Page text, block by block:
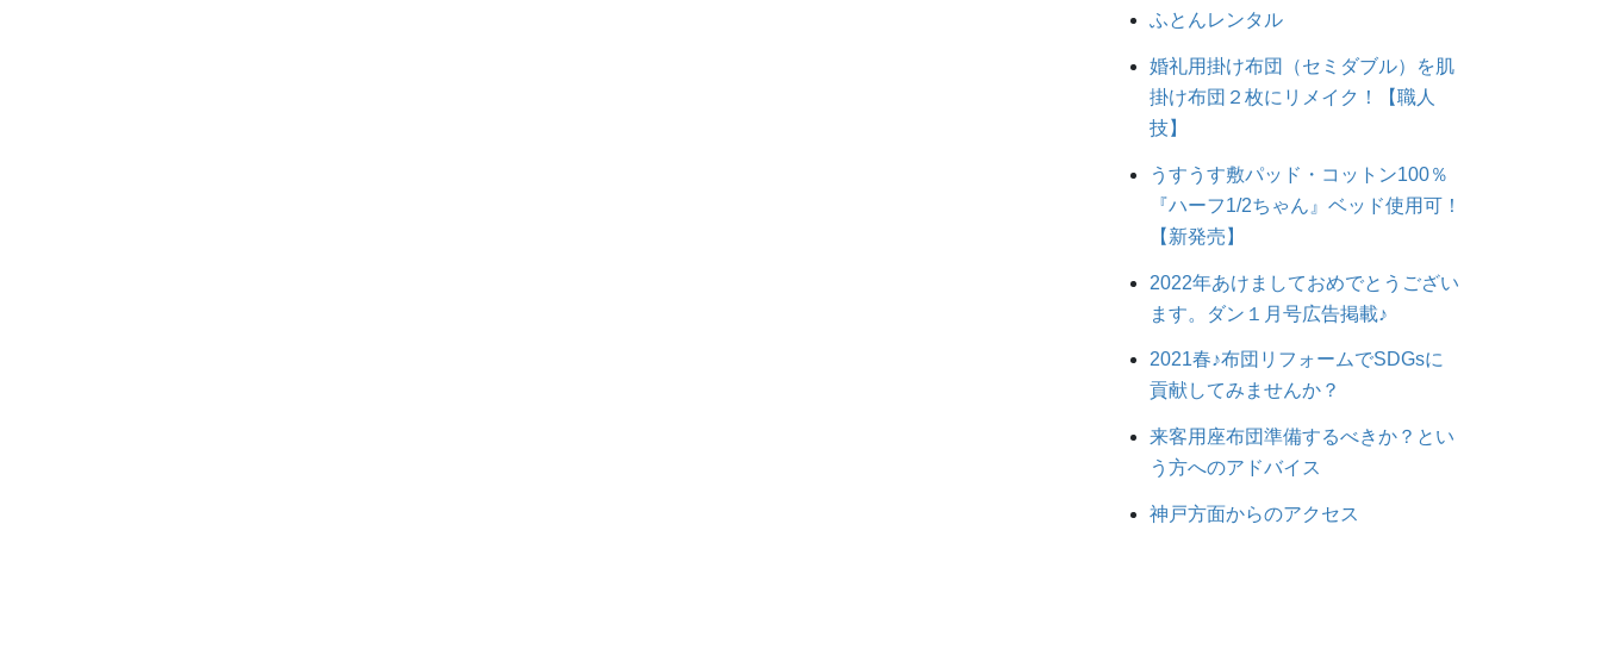
ふとんレンタル
婚礼用掛け布団（セミダブル）を肌
掛け布団２枚にリメイク！【職人
技】
うすうす敷パッド・コットン100％
『ハーフ1/2ちゃん』ベッド使用可！
【新発売】
2022年あけましておめでとうござい
ます。ダン１月号広告掲載♪
2021春♪布団リフォームでSDGsに
貢献してみませんか？
来客用座布団準備するべきか？とい
う方へのアドバイス
神戸方面からのアクセス